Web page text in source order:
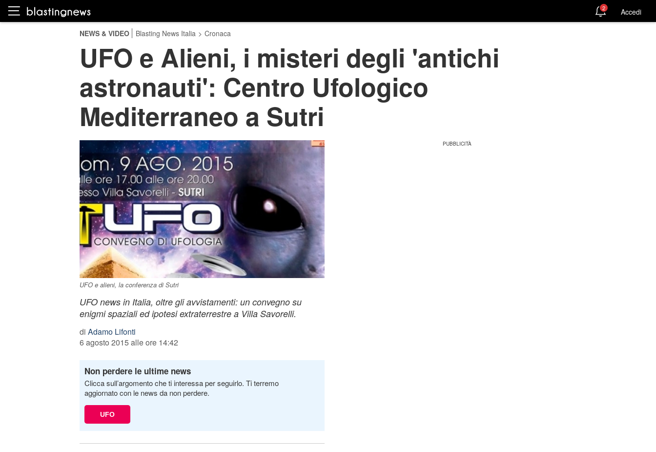
2 Accedi
NEWS & VIDEO Blasting News Italia > Cronaca
UFO e Alieni, i misteri degli 'antichi
astronauti': Centro Ufologico
Mediterraneo a Sutri
UFO e alieni, la conferenza di Sutri
UFO news in Italia, oltre gli avvistamenti: un convegno su
enigmi spaziali ed ipotesi extraterrestre a Villa Savorelli.
di Adamo Lifonti
6 agosto 2015 alle ore 14:42
Non perdere le ultime news
Clicca sull’argomento che ti interessa per seguirlo. Ti terremo
aggiornato con le news da non perdere.
UFO